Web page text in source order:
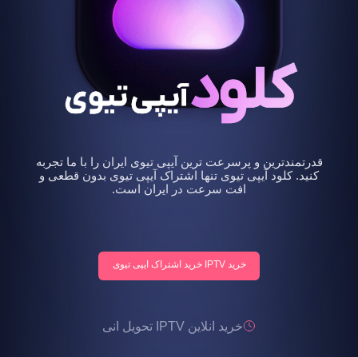
قدرتمندترین و پرسرعت ترین آیپی تیوی ایران را با ما تجربه
کنید. کلود آیپی تیوی تنها اشتراک آیپی تیوی بدون قطعی و
افت سرعت در ایران است.
خرید IPTV خرید اشتراک ایپی تیوی
خرید انلاین IPTV تحویل انی